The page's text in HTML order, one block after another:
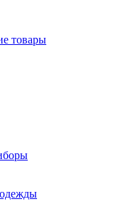
товары